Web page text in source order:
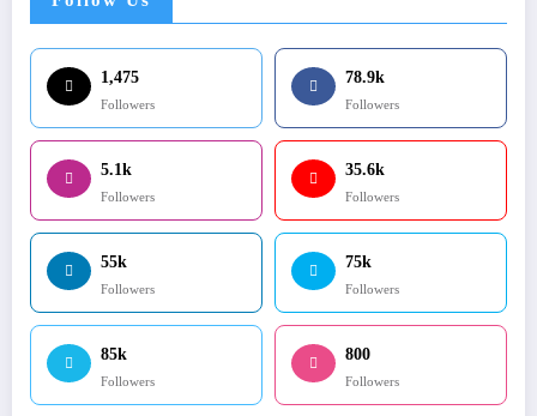
1,475
Followers
78.9k
Followers
5.1k
Followers
35.6k
Followers
55k
Followers
75k
Followers
85k
Followers
800
Followers